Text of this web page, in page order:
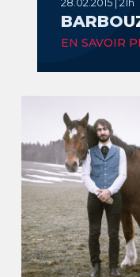
28.02.2015 | 21h
EN SAVOIR